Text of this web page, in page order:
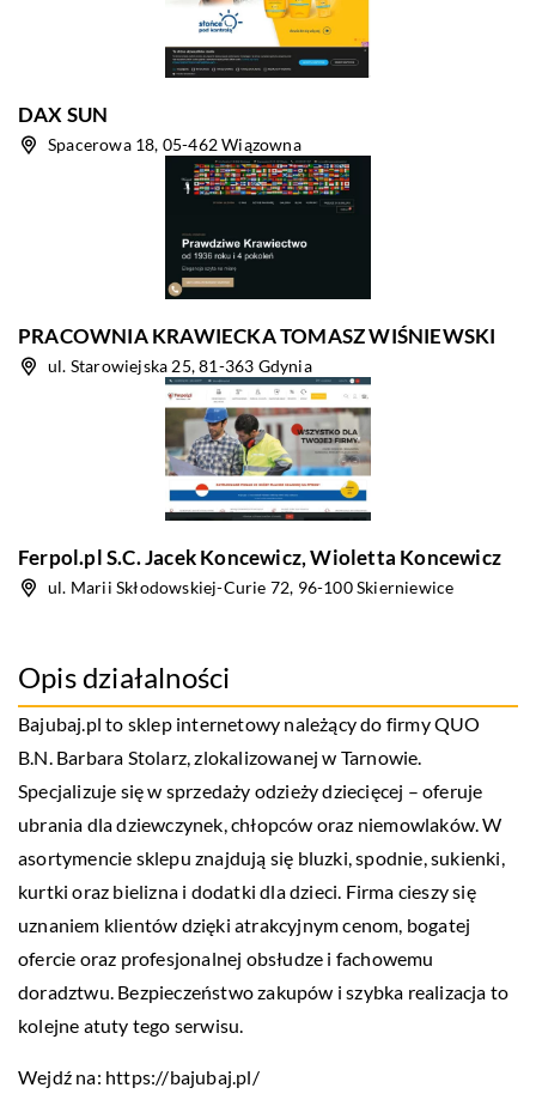
DAX SUN
Spacerowa 18, 05-462 Wiązowna
PRACOWNIA KRAWIECKA TOMASZ WIŚNIEWSKI
ul. Starowiejska 25, 81-363 Gdynia
Ferpol.pl S.C. Jacek Koncewicz, Wioletta Koncewicz
ul. Marii Skłodowskiej-Curie 72, 96-100 Skierniewice
Opis działalności
Bajubaj.pl to sklep internetowy należący do firmy QUO
B.N. Barbara Stolarz, zlokalizowanej w Tarnowie.
Specjalizuje się w sprzedaży odzieży dziecięcej – oferuje
ubrania dla dziewczynek, chłopców oraz niemowlaków. W
asortymencie sklepu znajdują się bluzki, spodnie, sukienki,
kurtki oraz bielizna i dodatki dla dzieci. Firma cieszy się
uznaniem klientów dzięki atrakcyjnym cenom, bogatej
ofercie oraz profesjonalnej obsłudze i fachowemu
doradztwu. Bezpieczeństwo zakupów i szybka realizacja to
kolejne atuty tego serwisu.
Wejdź na: https://bajubaj.pl/